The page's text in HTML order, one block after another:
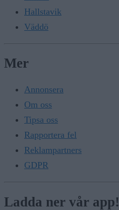
Hallstavik
Väddö
Mer
Annonsera
Om oss
Tipsa oss
Rapportera fel
Reklampartners
GDPR
Ladda ner vår app!